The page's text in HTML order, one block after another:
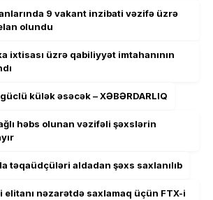
9 vakant inzibati vəzifə üzrə
olundu
ixtisası üzrə qabiliyyət imtahanının
külək əsəcək – XƏBƏRDARLIQ
həbs olunan vəzifəli şəxslərin
təqaüdçüləri aldadan şəxs saxlanılıb
elitanı nəzarətdə saxlamaq üçün FTX-i